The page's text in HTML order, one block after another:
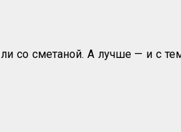
со сметаной. А лучше — и с